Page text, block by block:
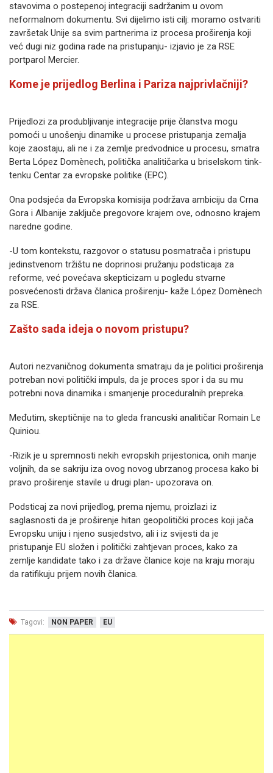
stavovima o postepenoj integraciji sadržanim u ovom
neformalnom dokumentu. Svi dijelimo isti cilj: moramo ostvariti
završetak Unije sa svim partnerima iz procesa proširenja koji
već dugi niz godina rade na pristupanju- izjavio je za RSE
portparol Mercier.
Kome je prijedlog Berlina i Pariza najprivlačniji?
Prijedlozi za produbljivanje integracije prije članstva mogu
pomoći u unošenju dinamike u procese pristupanja zemalja
koje zaostaju, ali ne i za zemlje predvodnice u procesu, smatra
Berta López Domènech, politička analitičarka u briselskom tink-
tenku Centar za evropske politike (EPC).
Ona podsjeća da Evropska komisija podržava ambiciju da Crna
Gora i Albanije zaključe pregovore krajem ove, odnosno krajem
naredne godine.
-U tom kontekstu, razgovor o statusu posmatrača i pristupu
jedinstvenom tržištu ne doprinosi pružanju podsticaja za
reforme, već povećava skepticizam u pogledu stvarne
posvećenosti država članica proširenju- kaže López Domènech
za RSE.
Zašto sada ideja o novom pristupu?
Autori nezvaničnog dokumenta smatraju da je politici proširenja
potreban novi politički impuls, da je proces spor i da su mu
potrebni nova dinamika i smanjenje proceduralnih prepreka.
Međutim, skeptičnije na to gleda francuski analitičar Romain Le
Quiniou.
-Rizik je u spremnosti nekih evropskih prijestonica, onih manje
voljnih, da se sakriju iza ovog novog ubrzanog procesa kako bi
pravo proširenje stavile u drugi plan- upozorava on.
Podsticaj za novi prijedlog, prema njemu, proizlazi iz
saglasnosti da je proširenje hitan geopolitički proces koji jača
Evropsku uniju i njeno susjedstvo, ali i iz svijesti da je
pristupanje EU složen i politički zahtjevan proces, kako za
zemlje kandidate tako i za države članice koje na kraju moraju
da ratifikuju prijem novih članica.
Tagovi: NON PAPER EU